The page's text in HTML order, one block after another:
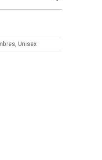
Unisex